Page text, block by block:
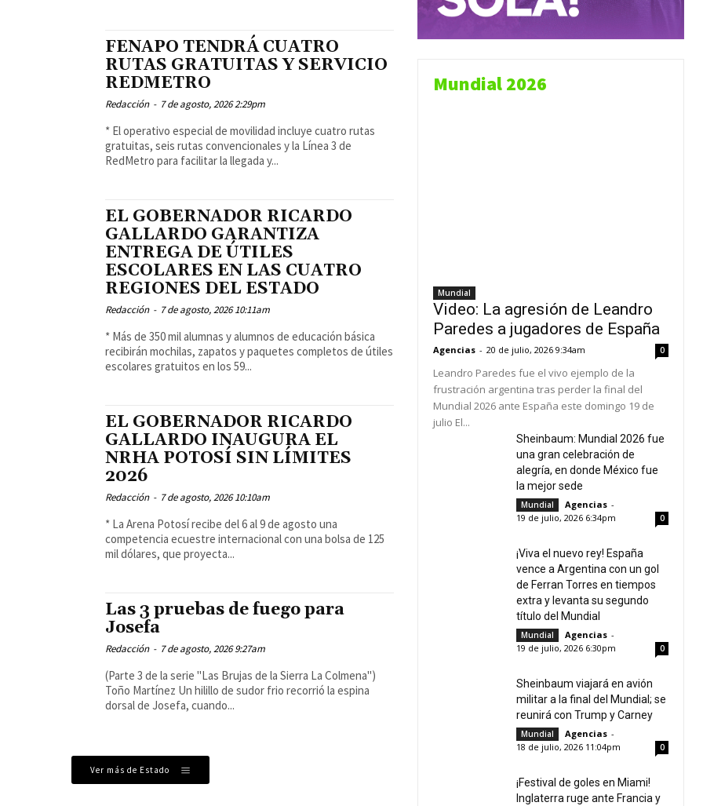
FENAPO TENDRÁ CUATRO
RUTAS GRATUITAS Y SERVICIO
REDMETRO
Redacción - 7 de agosto, 2026 2:29pm
* El operativo especial de movilidad incluye cuatro rutas
gratuitas, seis rutas convencionales y la Línea 3 de
RedMetro para facilitar la llegada y...
EL GOBERNADOR RICARDO
GALLARDO GARANTIZA
ENTREGA DE ÚTILES
ESCOLARES EN LAS CUATRO
REGIONES DEL ESTADO
Redacción - 7 de agosto, 2026 10:11am
* Más de 350 mil alumnas y alumnos de educación básica
recibirán mochilas, zapatos y paquetes completos de útiles
escolares gratuitos en los 59...
EL GOBERNADOR RICARDO
GALLARDO INAUGURA EL
NRHA POTOSÍ SIN LÍMITES
2026
Redacción - 7 de agosto, 2026 10:10am
* La Arena Potosí recibe del 6 al 9 de agosto una
competencia ecuestre internacional con una bolsa de 125
mil dólares, que proyecta...
Las 3 pruebas de fuego para
Josefa
Redacción - 7 de agosto, 2026 9:27am
(Parte 3 de la serie "Las Brujas de la Sierra La Colmena")
Toño Martínez Un hilillo de sudor frio recorrió la espina
dorsal de Josefa, cuando...
Ver más de Estado
Mundial 2026
Mundial
Video: La agresión de Leandro
Paredes a jugadores de España
Agencias - 20 de julio, 2026 9:34am 0
Leandro Paredes fue el vivo ejemplo de la
frustración argentina tras perder la final del
Mundial 2026 ante España este domingo 19 de
julio El...
Sheinbaum: Mundial 2026 fue
una gran celebración de
alegría, en donde México fue
la mejor sede
Mundial Agencias -
19 de julio, 2026 6:34pm
0
¡Viva el nuevo rey! España
vence a Argentina con un gol
de Ferran Torres en tiempos
extra y levanta su segundo
título del Mundial
Mundial Agencias -
19 de julio, 2026 6:30pm
0
Sheinbaum viajará en avión
militar a la final del Mundial; se
reunirá con Trump y Carney
Mundial Agencias -
18 de julio, 2026 11:04pm
0
¡Festival de goles en Miami!
Inglaterra ruge ante Francia y